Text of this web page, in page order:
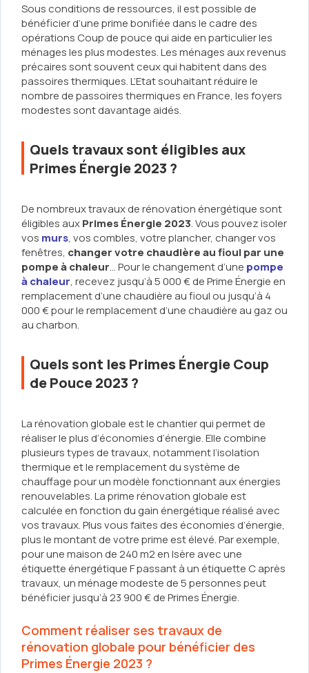
Sous conditions de ressources, il est possible de
bénéficier d’une prime bonifiée dans le cadre des
opérations Coup de pouce qui aide en particulier les
ménages les plus modestes. Les ménages aux revenus
précaires sont souvent ceux qui habitent dans des
passoires thermiques. L’Etat souhaitant réduire le
nombre de passoires thermiques en France, les foyers
modestes sont davantage aidés.
Quels travaux sont éligibles aux
Primes Énergie 2023 ?
De nombreux travaux de rénovation énergétique sont
éligibles auxPrimes Énergie 2023. Vous pouvez isoler
vos murs, vos combles, votre plancher, changer vos
fenêtres, changer votre chaudière au fioul par une
pompe à chaleur… Pour le changement d’une pompe
à chaleur, recevez jusqu’à 5 000 € de Prime Énergie en
remplacement d’une chaudière au fioul ou jusqu’à 4
000 € pour le remplacement d’une chaudière au gaz ou
au charbon.
Quels sont les Primes Énergie Coup
de Pouce 2023 ?
La rénovation globale est le chantier qui permet de
réaliser le plus d’économies d’énergie. Elle combine
plusieurs types de travaux, notamment l’isolation
thermique et le remplacement du système de
chauffage pour un modèle fonctionnant aux énergies
renouvelables. La prime rénovation globale est
calculée en fonction du gain énergétique réalisé avec
vos travaux. Plus vous faites des économies d’énergie,
plus le montant de votre prime est élevé. Par exemple,
pour une maison de 240 m2 en Isère avec une
étiquette énergétique F passant à un étiquette C après
travaux, un ménage modeste de 5 personnes peut
bénéficier jusqu’à 23 900 € de Primes Énergie.
Comment réaliser ses travaux de
rénovation globale pour bénéficier des
Primes Énergie 2023 ?